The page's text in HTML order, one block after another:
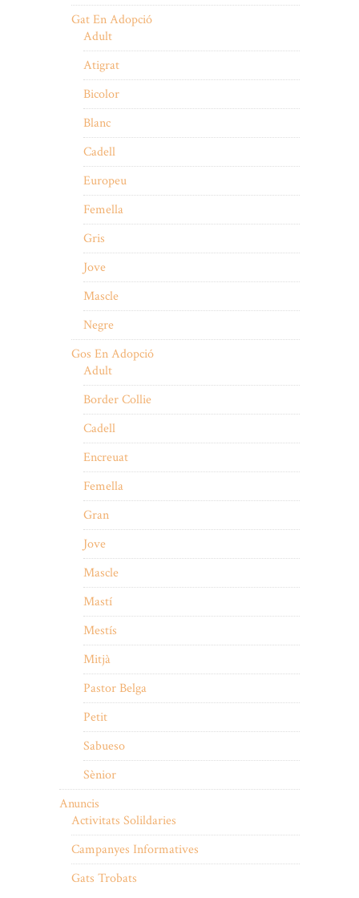
Gat En Adopció
Adult
Atigrat
Bicolor
Blanc
Cadell
Europeu
Femella
Gris
Jove
Mascle
Negre
Gos En Adopció
Adult
Border Collie
Cadell
Encreuat
Femella
Gran
Jove
Mascle
Mastí
Mestís
Mitjà
Pastor Belga
Petit
Sabueso
Sènior
Anuncis
Activitats Solildaries
Campanyes Informatives
Gats Trobats